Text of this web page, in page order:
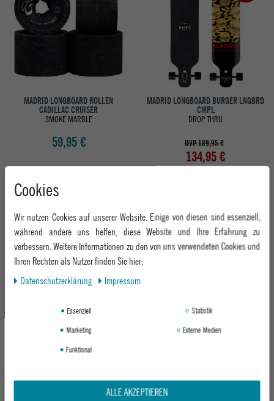
MADRID LONGBOARD ROLLEN
CADILLAC CRUISER
SMOKE MARBLE
59,95 €
MADRID LONGBOARD BURGER LNGBRD
CMPL
DROP THRU
UVP 189,95 €
134,95 €
MADRID LONGBOARD FLOWERS
LNGBRD CMPL
DROP THRU
Cookies
Wir nutzen Cookies auf unserer Website. Einige von diesen sind essenziell,
während andere uns helfen, diese Website und Ihre Erfahrung zu
verbessern. Weitere Informationen zu den von uns verwendeten Cookies und
Ihren Rechten als Nutzer finden Sie hier:
Daten­schutz­erklärung
Impressum
Essenziell
Statistik
Marketing
Externe Medien
Funktional
ALLE AKZEPTIEREN